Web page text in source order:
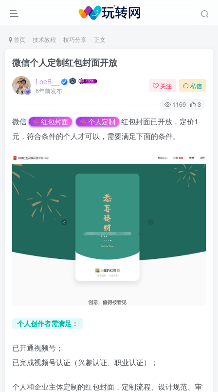
首页 技术教程 技巧分享 正文
微信个人定制红包封面开放
LoeB__
6年前发布
关注 私信
1169 3
微信 红包封面 个人定制
红包封面已开放，定价1
元，符合条件的个人才可以，需要满足下面的条件。
个人创作者需满足：
已开通视频号；
已完成视频号认证（兴趣认证、职业认证）；
个人和企业主体定制的红包封面，定制流程、设计规范、审